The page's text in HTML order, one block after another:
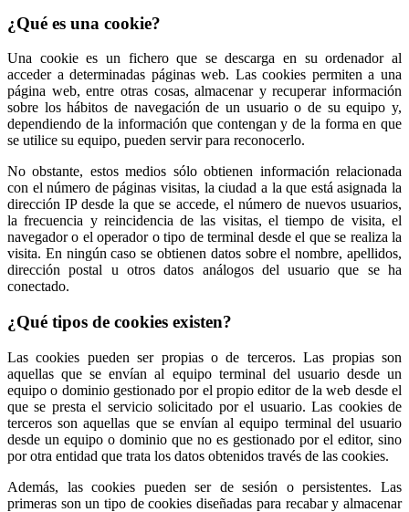
¿Qué es una cookie?
Una cookie es un fichero que se descarga en su ordenador al
acceder a determinadas páginas web. Las cookies permiten a una
página web, entre otras cosas, almacenar y recuperar información
sobre los hábitos de navegación de un usuario o de su equipo y,
dependiendo de la información que contengan y de la forma en que
se utilice su equipo, pueden servir para reconocerlo.
No obstante, estos medios sólo obtienen información relacionada
con el número de páginas visitas, la ciudad a la que está asignada la
dirección IP desde la que se accede, el número de nuevos usuarios,
la frecuencia y reincidencia de las visitas, el tiempo de visita, el
navegador o el operador o tipo de terminal desde el que se realiza la
visita. En ningún caso se obtienen datos sobre el nombre, apellidos,
dirección postal u otros datos análogos del usuario que se ha
conectado.
¿Qué tipos de cookies existen?
Las cookies pueden ser propias o de terceros. Las propias son
aquellas que se envían al equipo terminal del usuario desde un
equipo o dominio gestionado por el propio editor de la web desde el
que se presta el servicio solicitado por el usuario. Las cookies de
terceros son aquellas que se envían al equipo terminal del usuario
desde un equipo o dominio que no es gestionado por el editor, sino
por otra entidad que trata los datos obtenidos través de las cookies.
Además, las cookies pueden ser de sesión o persistentes. Las
primeras son un tipo de cookies diseñadas para recabar y almacenar